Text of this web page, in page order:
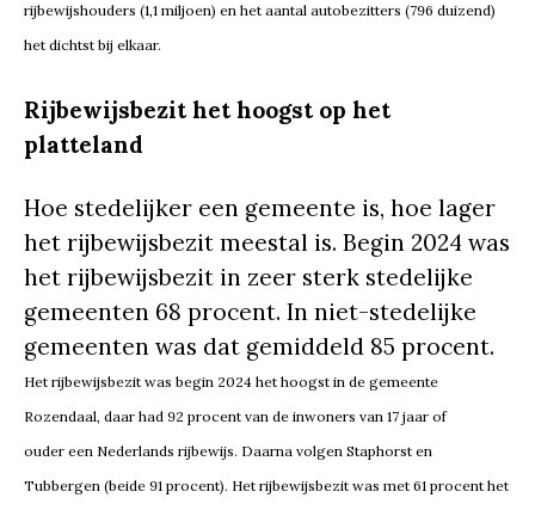
rijbewijshouders (1,1 miljoen) en het aantal autobezitters (796 duizend)
het dichtst bij elkaar.
Rijbewijsbezit het hoogst op het
platteland
Hoe stedelijker een gemeente is, hoe lager
het rijbewijsbezit meestal is. Begin 2024 was
het rijbewijsbezit in zeer sterk stedelijke
gemeenten 68 procent. In niet-stedelijke
gemeenten was dat gemiddeld 85 procent.
Het rijbewijsbezit was begin 2024 het hoogst in de gemeente
Rozendaal, daar had 92 procent van de inwoners van 17 jaar of
ouder een Nederlands rijbewijs. Daarna volgen Staphorst en
Tubbergen (beide 91 procent). Het rijbewijsbezit was met 61 procent het